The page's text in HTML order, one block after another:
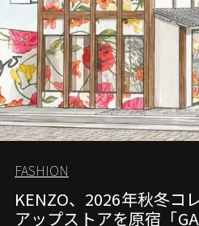
FASHION
KENZO、2026年秋冬コ
アップストアを原宿「